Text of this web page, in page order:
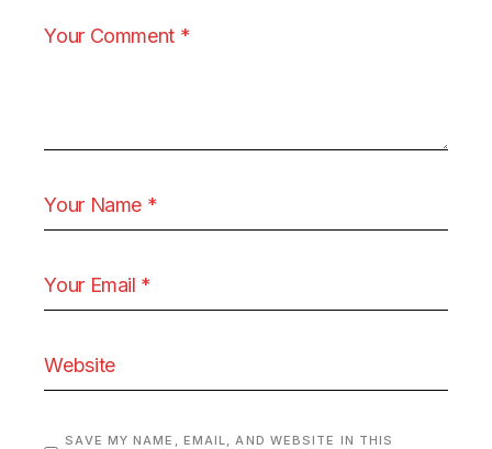
SAVE MY NAME, EMAIL, AND WEBSITE IN THIS